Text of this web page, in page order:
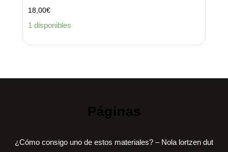
18,00€
1 disponibles
Páginas
¿Cómo consigo uno de estos materiales? – Nola lortzen dut